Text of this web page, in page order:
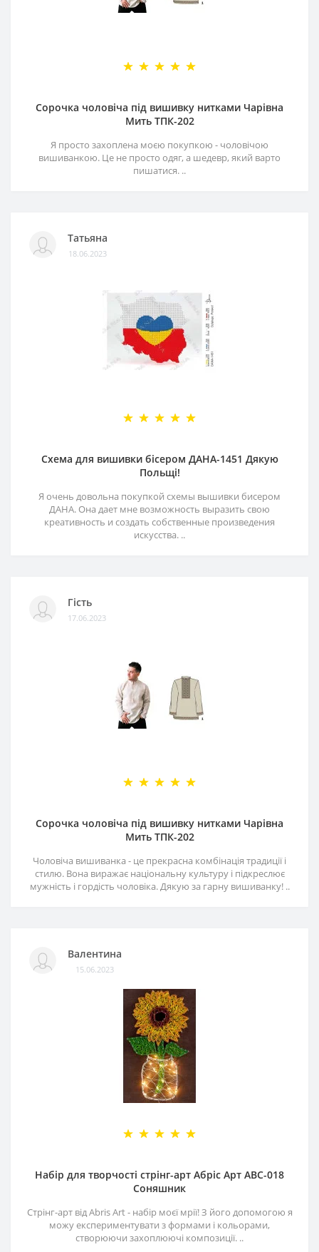
Сорочка чоловіча під вишивку нитками Чарівна
Мить ТПК-202
Я просто захоплена моєю покупкою - чоловічою
вишиванкою. Це не просто одяг, а шедевр, який варто
пишатися. ..
Татьяна
18.06.2023
Схема для вишивки бісером ДАНА-1451 Дякую
Польщі!
Я очень довольна покупкой схемы вышивки бисером
ДАНА. Она дает мне возможность выразить свою
креативность и создать собственные произведения
искусства. ..
Гість
17.06.2023
Сорочка чоловіча під вишивку нитками Чарівна
Мить ТПК-202
Чоловіча вишиванка - це прекрасна комбінація традиції і
стилю. Вона виражає національну культуру і підкреслює
мужність і гордість чоловіка. Дякую за гарну вишиванку! ..
Валентина
15.06.2023
Набір для творчості стрінг-арт Абріс Арт АВС-018
Соняшник
Стрінг-арт від Abris Art - набір моєї мрії! З його допомогою я
можу експериментувати з формами і кольорами,
створюючи захоплюючі композиції. ..